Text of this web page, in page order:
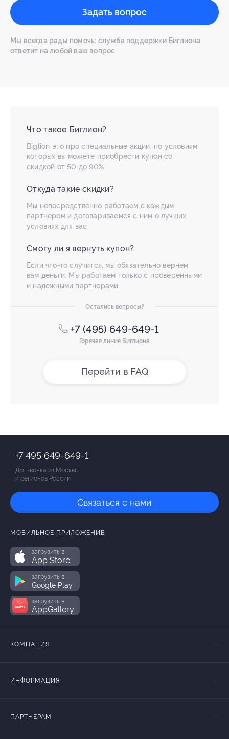
Задать вопрос
Мы всегда рады помочь: служба поддержки Биглиона
ответит на любой ваш вопрос
Что такое Биглион?
Biglion это про специальные акции, по условиям
которых вы можете приобрести купон со
скидкой от 50 до 90%
Откуда такие скидки?
Мы непосредственно работаем с каждым
партнером и договариваемся с ним о лучших
условиях для вас
Смогу ли я вернуть купон?
Если что-то случится, мы обязательно вернем
вам деньги. Мы работаем только с проверенными
и надежными партнерами
Остались вопросы?
+7 (495) 649-649-1
Горячая линия Биглиона
Перейти в FAQ
+7 495 649-649-1
Для звонка из Москвы
и регионов России
Связаться с нами
МОБИЛЬНОЕ ПРИЛОЖЕНИЕ
загрузить в
App Store
загрузить в
Google Play
загрузить в
AppGallery
КОМПАНИЯ
ИНФОРМАЦИЯ
ПАРТНЕРАМ